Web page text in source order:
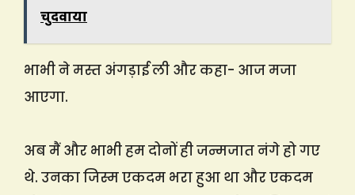
चुदवाया
भाभी ने मस्त अंगड़ाई ली और कहा- आज मजा
आएगा.
अब मैं और भाभी हम दोनों ही जन्मजात नंगे हो गए
थे. उनका जिस्म एकदम भरा हुआ था और एकदम